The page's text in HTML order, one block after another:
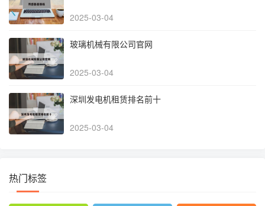
2025-03-04
玻璃机械有限公司官网
2025-03-04
深圳发电机租赁排名前十
2025-03-04
热门标签